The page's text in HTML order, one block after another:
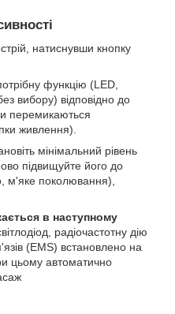
натиснувши кнопку
функцію (LED,
вибору) відповідно до
перемикаються
живлення).
мінімальний рівень
підвищуйте його до
м'яке поколювання),
в наступному
радіочастотну дію
(EMS) встановлено на
цьому автоматично